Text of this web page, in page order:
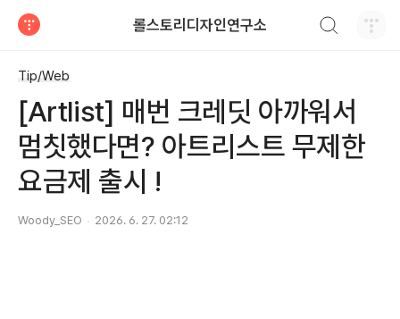
롤스토리디자인연구소
Tip/Web
[Artlist] 매번 크레딧 아까워서
멈칫했다면? 아트리스트 무제한
요금제 출시 !
Woody_SEO 2026. 6. 27. 02:12